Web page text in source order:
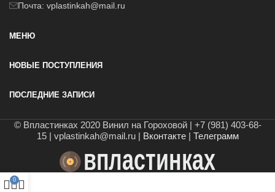
Почта: vplastinkah@mail.ru
МЕНЮ
НОВЫЕ ПОСТУПЛЕНИЯ
ПОСЛЕДНИЕ ЗАПИСИ
© Впластинках 2020 Винил на Гороховой | +7 (981) 403-68-
15 | vplastinkah@mail.ru | Вконтакте| Телеграмм
0